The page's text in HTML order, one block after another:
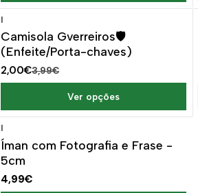
-50% DESCONTO
|
Camisola Gverreiros🛡️
(Enfeite/Porta-chaves)
2,00€3,99€
Ver opções
|
Íman com Fotografia e Frase -
5cm
4,99€